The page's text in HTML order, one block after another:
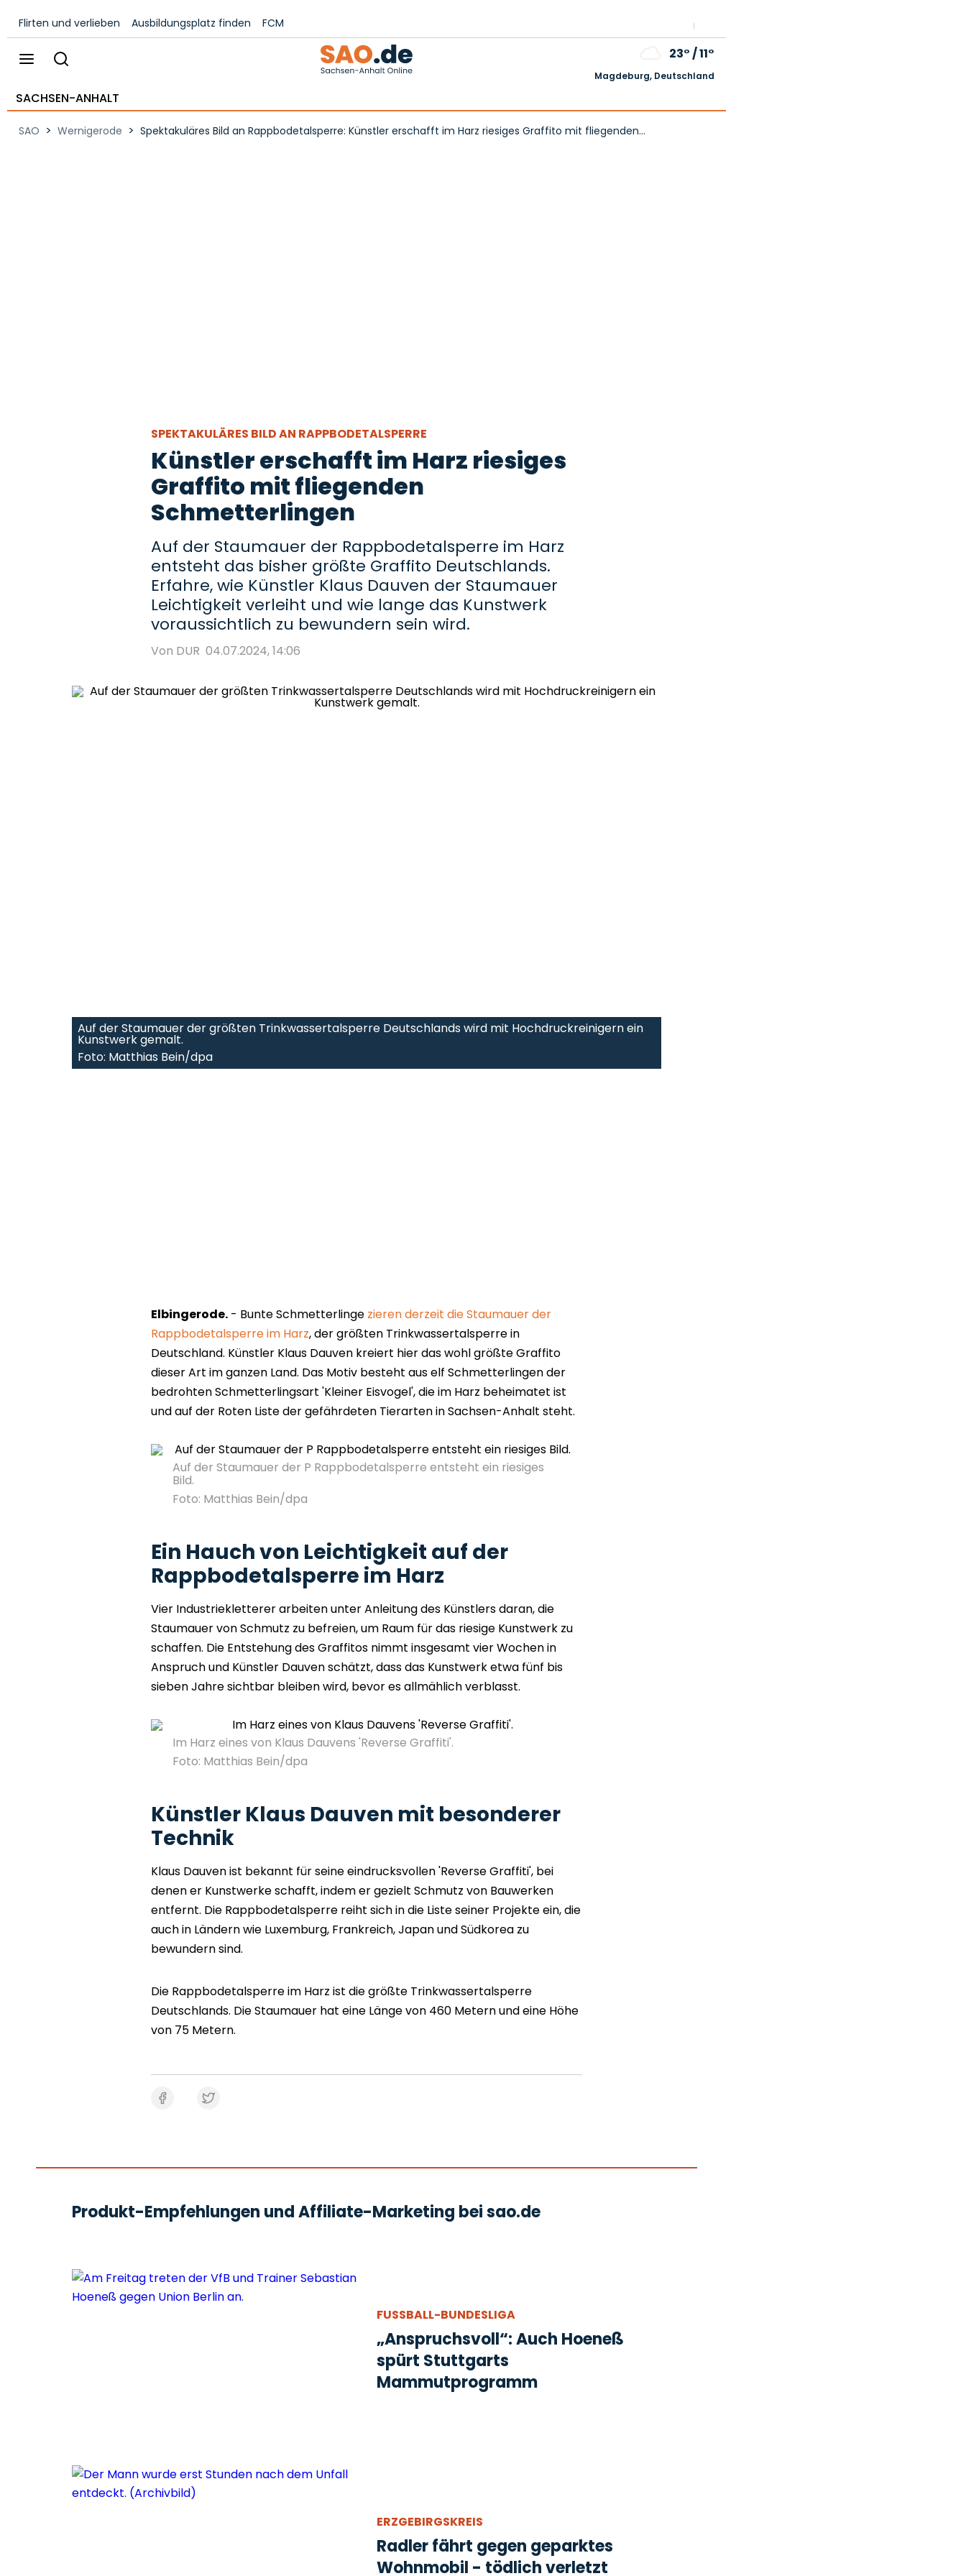
Flirten und verlieben Ausbildungsplatz finden FCM
23°/11°
Magdeburg, Deutschland
SACHSEN-ANHALT
SAO > Wernigerode > Spektakuläres Bild an Rappbodetalsperre: Künstler erschafft im Harz riesiges Graffito mit fliegenden
SPEKTAKULÄRES BILD AN RAPPBODETALSPERRE
Künstler erschafft im Harz riesiges
Graffito mit fliegenden
Schmetterlingen
Auf der Staumauer der Rappbodetalsperre im Harz
entsteht das bisher größte Graffito Deutschlands.
Erfahre, wie Künstler Klaus Dauven der Staumauer
Leichtigkeit verleiht und wie lange das Kunstwerk
voraussichtlich zu bewundern sein wird.
Von DUR 04.07.2024, 14:06
Auf der Staumauer der größten Trinkwassertalsperre Deutschlands wird mit Hochdruckreinigern ein
Kunstwerk gemalt.
Foto: Matthias Bein/dpa
Elbingerode. - Bunte Schmetterlinge zieren derzeit die Staumauer der
Rappbodetalsperre im Harz, der größten Trinkwassertalsperre in
Deutschland. Künstler Klaus Dauven kreiert hier das wohl größte Graffito
dieser Art im ganzen Land. Das Motiv besteht aus elf Schmetterlingen der
bedrohten Schmetterlingsart 'Kleiner Eisvogel', die im Harz beheimatet ist
und auf der Roten Liste der gefährdeten Tierarten in Sachsen-Anhalt steht.
Auf der Staumauer der P Rappbodetalsperre entsteht ein riesiges
Bild.
Foto: Matthias Bein/dpa
Ein Hauch von Leichtigkeit auf der
Rappbodetalsperre im Harz
Vier Industriekletterer arbeiten unter Anleitung des Künstlers daran, die
Staumauer von Schmutz zu befreien, um Raum für das riesige Kunstwerk zu
schaffen. Die Entstehung des Graffitos nimmt insgesamt vier Wochen in
Anspruch und Künstler Dauven schätzt, dass das Kunstwerk etwa fünf bis
sieben Jahre sichtbar bleiben wird, bevor es allmählich verblasst.
Im Harz eines von Klaus Dauvens 'Reverse Graffiti'.
Foto: Matthias Bein/dpa
Künstler Klaus Dauven mit besonderer
Technik
Klaus Dauven ist bekannt für seine eindrucksvollen 'Reverse Graffiti', bei
denen er Kunstwerke schafft, indem er gezielt Schmutz von Bauwerken
entfernt. Die Rappbodetalsperre reiht sich in die Liste seiner Projekte ein, die
auch in Ländern wie Luxemburg, Frankreich, Japan und Südkorea zu
bewundern sind.
Die Rappbodetalsperre im Harz ist die größte Trinkwassertalsperre
Deutschlands. Die Staumauer hat eine Länge von 460 Metern und eine Höhe
von 75 Metern.
Produkt-Empfehlungen und Affiliate-Marketing bei sao.de
FUSSBALL-BUNDESLIGA
„Anspruchsvoll“: Auch Hoeneß
spürt Stuttgarts
Mammutprogramm
ERZGEBIRGSKREIS
Radler fährt gegen geparktes
Wohnmobil - tödlich verletzt